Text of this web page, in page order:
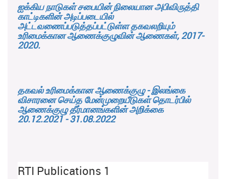
ஐக்கிய நாடுகள் சபையின் நிலையான அபிவிருத்தி
காட்டிகளின் அடிப்படையில்
அட்டவணைப்படுத்தப்பட்டுள்ள தகவலறியும்
உரிமைக்கான ஆணைக்குழுவின் ஆணைகள், 2017-
2020.
தகவல் உரிமைக்கான ஆணைக்குழு - இலங்கை
விசாரனை செய்த மேன்முறையீடுகள் தொடர்பில்
ஆணைக்குழு தீர்மானங்களின் அறிக்கை
20.12.2021 - 31.08.2022
RTI Publications 1